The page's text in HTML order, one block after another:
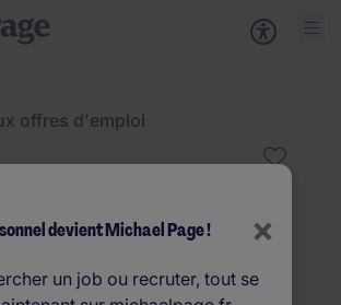
offres d'emploi
Technique
Qualité (H/F) ×
devient Michael Page !
un job ou recruter, tout se